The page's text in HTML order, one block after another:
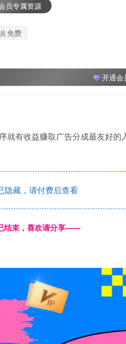
员专属资源
免费
开通会
有收益赚取广告分成最友好
隐藏，请付费后查看
结束，喜欢请分享------